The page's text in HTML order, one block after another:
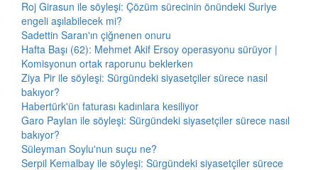
Roj Girasun ile söyleşi: Çözüm sürecinin önündeki Suriye
engeli aşılabilecek mi?
Sadettin Saran'ın çiğnenen onuru
Hafta Başı (62): Mehmet Akif Ersoy operasyonu sürüyor |
Komisyonun ortak raporunu beklerken
Ziya Pir ile söyleşi: Sürgündeki siyasetçiler sürece nasıl
bakıyor?
Habertürk'ün faturası kadınlara kesiliyor
Garo Paylan ile söyleşi: Sürgündeki siyasetçiler sürece nasıl
bakıyor?
Süleyman Soylu'nun suçu ne?
Serpil Kemalbay ile söyleşi: Sürgündeki siyasetçiler sürece